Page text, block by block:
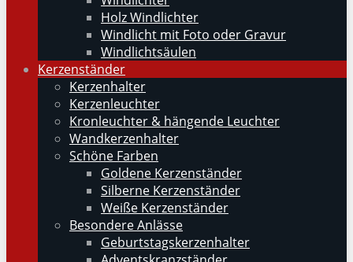
Holz Windlichter
Windlicht mit Foto oder Gravur
Windlichtsäulen
Kerzenständer
Kerzenhalter
Kerzenleuchter
Kronleuchter & hängende Leuchter
Wandkerzenhalter
Schöne Farben
Goldene Kerzenständer
Silberne Kerzenständer
Weiße Kerzenständer
Besondere Anlässe
Geburtstagskerzenhalter